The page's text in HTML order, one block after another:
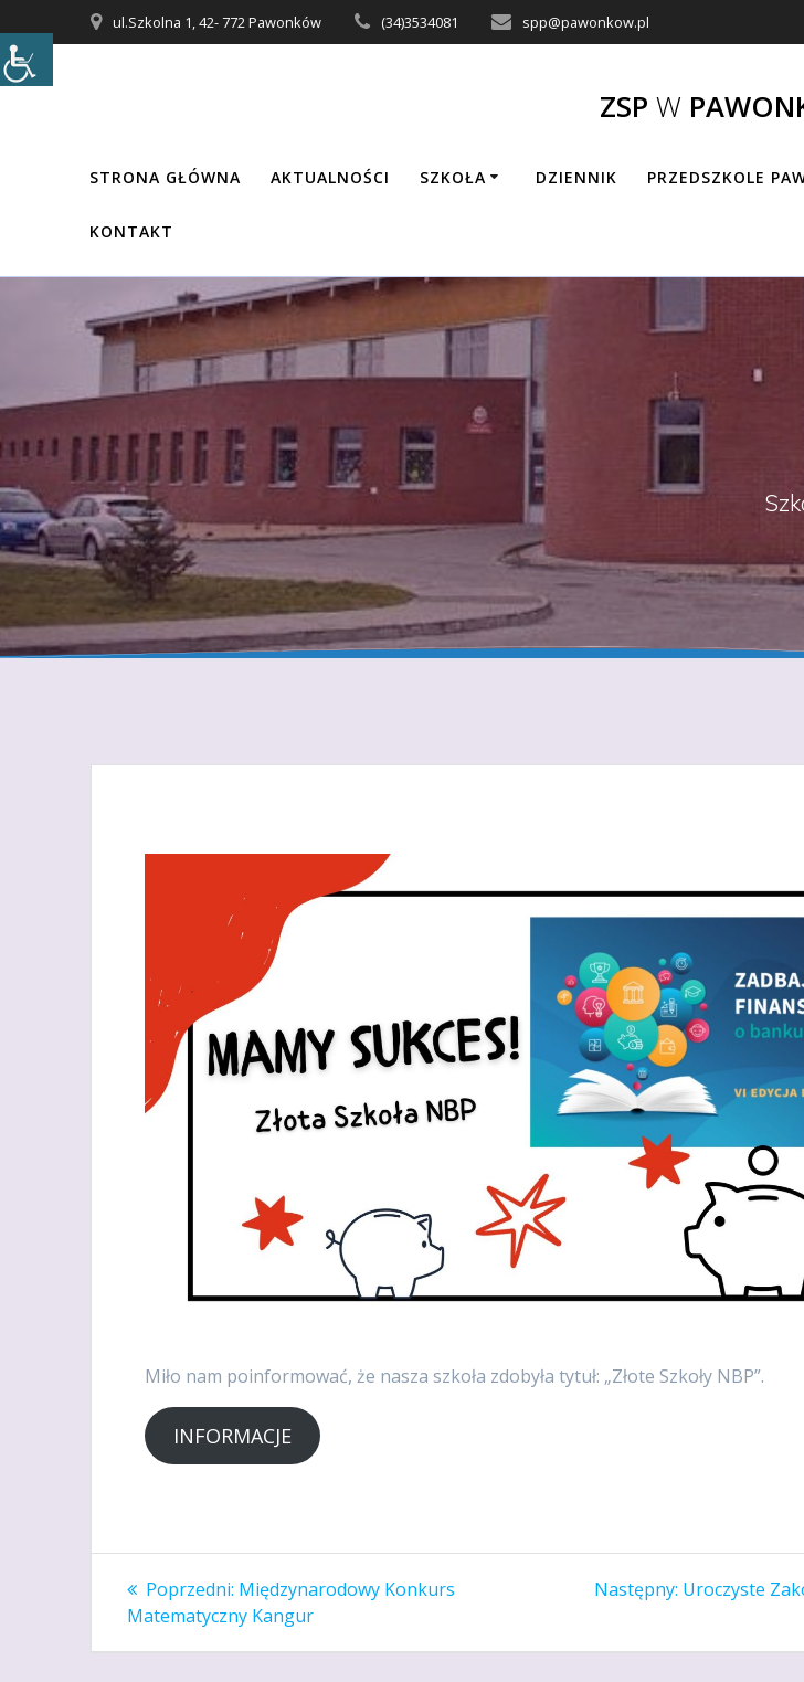
do
treści
ul.Szkolna 1, 42- 772 Pawonków (34)3534081 spp@pawonkow.pl
ZSP W
STRONA GŁÓWNA AKTUALNOŚCI SZKOŁA DZIENNIK PRZEDSZKOLE
KONTAKT
Miło nam poinformować, że nasza szkoła zdobyła tytuł: „Złote Szkoły NBP”.
INFORMACJE
Nawigacja
wpisu
Poprzedni: Poprzedni
wpis:
Międzynarodowy Konkurs
Matematyczny Kangur
Następny: Następny
Uroczyste